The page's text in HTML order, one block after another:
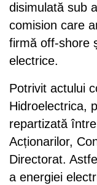
disimulată sub
comision care
firmă off-shore
electrice.
Potrivit actului
Hidroelectrica,
repartizată
Acționarilor,
Directorat.
a energiei